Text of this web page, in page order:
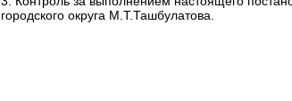
городского округа М.Т.Ташбулатова.